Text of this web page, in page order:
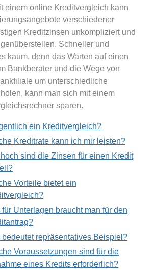
einem online Kreditvergleich kann
verschiedener
Kreditzinsen unkompliziert und
Schneller und
kaum, denn das Warten auf einen
Bankberater und die Wege von
um unterschiedliche
kann man sich mit einem
sparen.
ein Kreditvergleich?
Kreditrate kann ich mir leisten?
sind die Zinsen für einen Kredit
Vorteile bietet ein
für Unterlagen braucht man für den
bedeutet repräsentatives Beispiel?
Voraussetzungen sind für die
eines Kredits erforderlich?